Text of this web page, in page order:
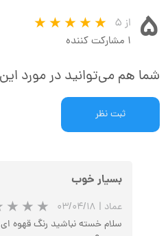
۵
از ۵
۱ مشارکت کننده
شما هم می‌توانید در مورد
ثبت نظر
بسیار خوب
عماد | ۰۳/۰۴/۱۸
سلام خسته نباشید رنگ قهوه